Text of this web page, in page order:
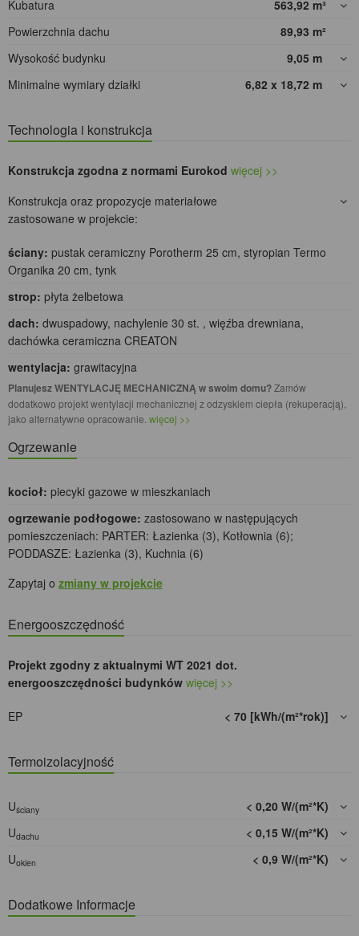
Kubatura 563,92 m³
Powierzchnia dachu
89,93 m²
Wysokość budynku
9,05 m
Minimalne wymiary działki
6,82 x 18,72 m
Technologia i konstrukcja
Konstrukcja zgodna z normami Eurokod więcej >>
Konstrukcja oraz propozycje materiałowe
zastosowane w projekcie:
ściany: pustak ceramiczny Porotherm 25 cm, styropian Termo
Organika 20 cm, tynk
strop: płyta żelbetowa
dach: dwuspadowy, nachylenie 30 st. , więźba drewniana,
dachówka ceramiczna CREATON
wentylacja: grawitacyjna
Planujesz WENTYLACJĘ MECHANICZNĄ w swoim domu?Zamów
dodatkowo projekt wentylacji mechanicznej z odzyskiem ciepła (rekuperacją),
jako alternatywne opracowanie. więcej >>
Ogrzewanie
kocioł: piecyki gazowe w mieszkaniach
ogrzewanie podłogowe: zastosowano w następujących
pomieszczeniach: PARTER: Łazienka (3), Kotłownia (6);
PODDASZE: Łazienka (3), Kuchnia (6)
Zapytaj o zmiany w projekcie
Energooszczędność
Projekt zgodny z aktualnymi WT 2021 dot.
energooszczędności budynków więcej >>
EP < 70 [kWh/(m²*rok)]
Termoizolacyjność
Uściany
< 0,20 W/(m²*K)
Udachu
< 0,15 W/(m²*K)
Uokien < 0,9 W/(m²*K)
Dodatkowe Informacje